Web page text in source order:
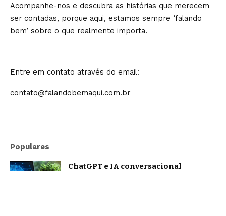
Acompanhe-nos e descubra as histórias que merecem
ser contadas, porque aqui, estamos sempre ‘falando
bem’ sobre o que realmente importa.
Entre em contato através do email:
contato@falandobemaqui.com.br
Populares
ChatGPT e IA conversacional